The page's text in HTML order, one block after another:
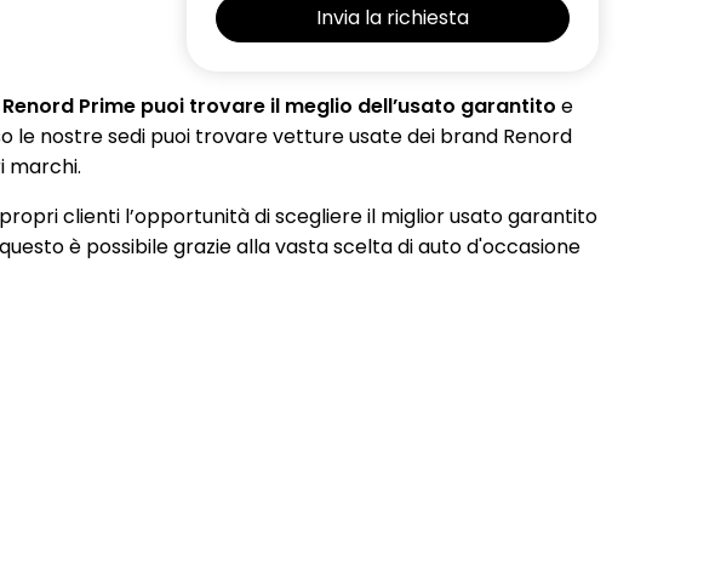
Prime puoi trovare il meglio dell’usato garantito e
le nostre sedi puoi trovare vetture usate dei brand Renord
marchi.
clienti l’opportunità di scegliere il miglior usato garantito
è possibile grazie alla vasta scelta di auto d'occasione